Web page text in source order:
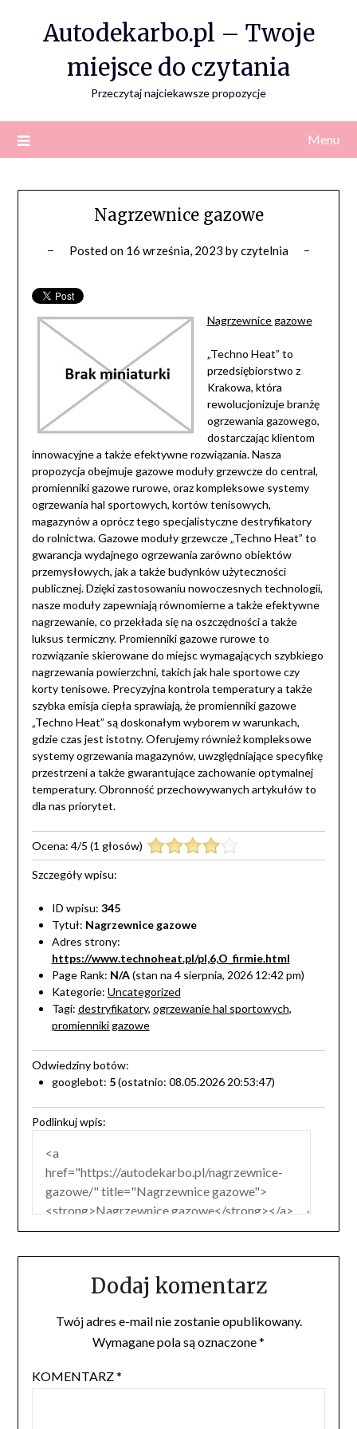
Autodekarbo.pl – Twoje
miejsce do czytania
Przeczytaj najciekawsze propozycje
Menu
Nagrzewnice gazowe
Posted on 16 września, 2023 byczytelnia
Nagrzewnice gazowe
„Techno Heat” to
przedsiębiorstwo z
Krakowa, która
rewolucjonizuje branżę
ogrzewania gazowego,
dostarczając klientom
innowacyjne a także efektywne rozwiązania. Nasza
propozycja obejmuje gazowe moduły grzewcze do central,
promienniki gazowe rurowe, oraz kompleksowe systemy
ogrzewania hal sportowych, kortów tenisowych,
magazynów a oprócz tego specjalistyczne destryfikatory
do rolnictwa. Gazowe moduły grzewcze „Techno Heat” to
gwarancja wydajnego ogrzewania zarówno obiektów
przemysłowych, jak a także budynków użyteczności
publicznej. Dzięki zastosowaniu nowoczesnych technologii,
nasze moduły zapewniają równomierne a także efektywne
nagrzewanie, co przekłada się na oszczędności a także
luksus termiczny. Promienniki gazowe rurowe to
rozwiązanie skierowane do miejsc wymagających szybkiego
nagrzewania powierzchni, takich jak hale sportowe czy
korty tenisowe. Precyzyjna kontrola temperatury a także
szybka emisja ciepła sprawiają, że promienniki gazowe
„Techno Heat” są doskonałym wyborem w warunkach,
gdzie czas jest istotny. Oferujemy również kompleksowe
systemy ogrzewania magazynów, uwzględniające specyfikę
przestrzeni a także gwarantujące zachowanie optymalnej
temperatury. Obronność przechowywanych artykułów to
dla nas priorytet.
Ocena: 4/5 (1 głosów)
Szczegóły wpisu:
ID wpisu: 345
Tytuł: Nagrzewnice gazowe
Adres strony:
https://www.technoheat.pl/pl,6,O_firmie.html
Page Rank: N/A(stan na 4 sierpnia, 2026 12:42 pm)
Kategorie: Uncategorized
Tagi: destryfikatory, ogrzewanie hal sportowych,
promienniki gazowe
Odwiedziny botów:
googlebot: 5(ostatnio: 08.05.2026 20:53:47)
Podlinkuj wpis:
Dodaj komentarz
Twój adres e-mail nie zostanie opublikowany.
Wymagane pola są oznaczone*
KOMENTARZ*